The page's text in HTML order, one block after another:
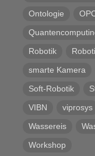
Ontologie
Robotik
smarte Kamera
Soft-Robotik
VIBN
viprosys
Wassereis
Workshop